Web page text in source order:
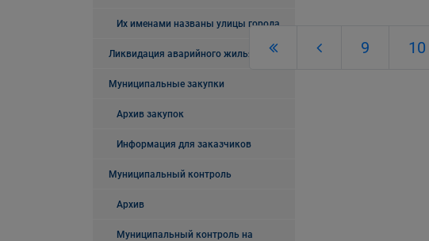
Их именами названы улицы города
Ликвидация аварийного жилья
Муниципальные закупки
Архив закупок
Информация для заказчиков
Муниципальный контроль
Архив
Муниципальный контроль на
9 10